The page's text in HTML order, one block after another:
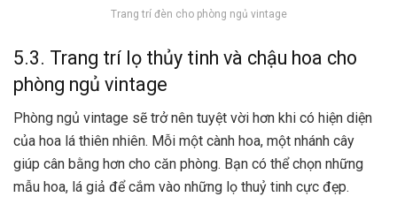
Trang trí đèn cho phòng ngủ vintage
5.3. Trang trí lọ thủy tinh và chậu hoa cho
phòng ngủ vintage
Phòng ngủ vintage sẽ trở nên tuyệt vời hơn khi có hiện diện
của hoa lá thiên nhiên. Mỗi một cành hoa, một nhánh cây
giúp cân bằng hơn cho căn phòng. Bạn có thể chọn những
mẫu hoa, lá giả để cắm vào những lọ thuỷ tinh cực đẹp.